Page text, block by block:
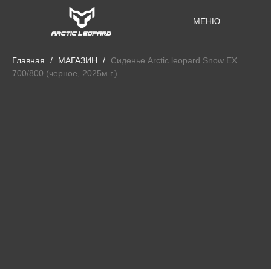
МЕНЮ
Главная МАГАЗИН
Сиденье Arctic leopard Snow EX
700/800 (черное, 2025м.г.)